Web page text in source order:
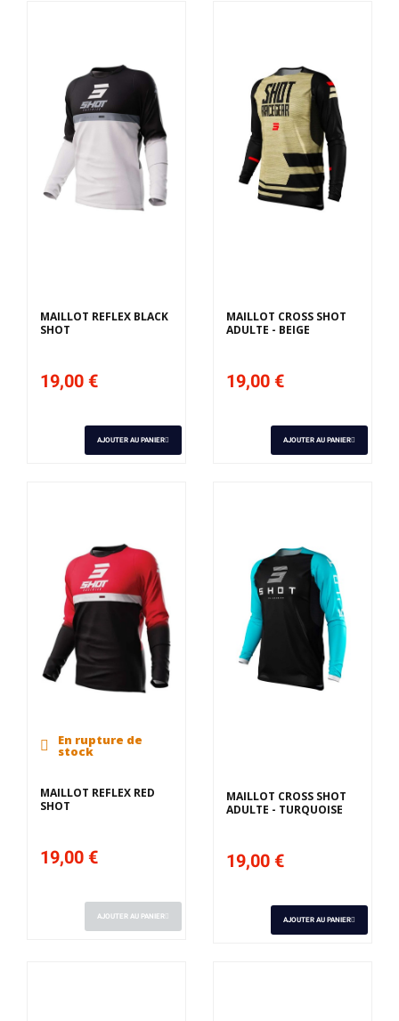
MAILLOT REFLEX BLACK
SHOT
19,00 €
AJOUTER AU PANIER
MAILLOT CROSS SHOT
ADULTE - BEIGE
19,00 €
AJOUTER AU PANIER
En rupture de
stock
MAILLOT REFLEX RED
SHOT
19,00 €
AJOUTER AU PANIER
MAILLOT CROSS SHOT
ADULTE - TURQUOISE
19,00 €
AJOUTER AU PANIER